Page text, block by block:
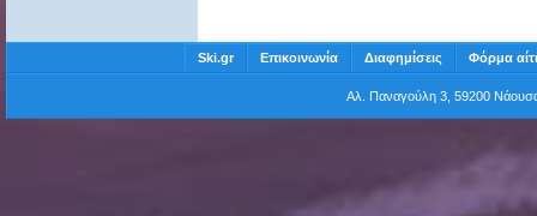
Ski.gr Επικοινωνία Διαφημίσεις Φόρμα
Αλ. Παναγούλη 3, 59200